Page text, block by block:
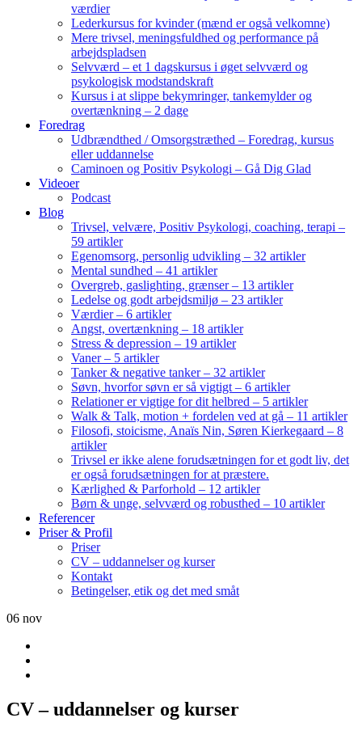
værdier
Lederkursus for kvinder (mænd er også velkomne)
Mere trivsel, meningsfuldhed og performance på
arbejdspladsen
Selvværd – et 1 dagskursus i øget selvværd og
psykologisk modstandskraft
Kursus i at slippe bekymringer, tankemylder og
overtænkning – 2 dage
Foredrag
Udbrændthed / Omsorgstræthed – Foredrag, kursus
eller uddannelse
Caminoen og Positiv Psykologi – Gå Dig Glad
Videoer
Podcast
Blog
Trivsel, velvære, Positiv Psykologi, coaching, terapi –
59 artikler
Egenomsorg, personlig udvikling – 32 artikler
Mental sundhed – 41 artikler
Overgreb, gaslighting, grænser – 13 artikler
Ledelse og godt arbejdsmiljø – 23 artikler
Værdier – 6 artikler
Angst, overtænkning – 18 artikler
Stress & depression – 19 artikler
Vaner – 5 artikler
Tanker & negative tanker – 32 artikler
Søvn, hvorfor søvn er så vigtigt – 6 artikler
Relationer er vigtige for dit helbred – 5 artikler
Walk & Talk, motion + fordelen ved at gå – 11 artikler
Filosofi, stoicisme, Anaïs Nin, Søren Kierkegaard – 8
artikler
Trivsel er ikke alene forudsætningen for et godt liv, det
er også forudsætningen for at præstere.
Kærlighed & Parforhold – 12 artikler
Børn & unge, selvværd og robusthed – 10 artikler
Referencer
Priser & Profil
Priser
CV – uddannelser og kurser
Kontakt
Betingelser, etik og det med småt
06 nov
CV – uddannelser og kurser